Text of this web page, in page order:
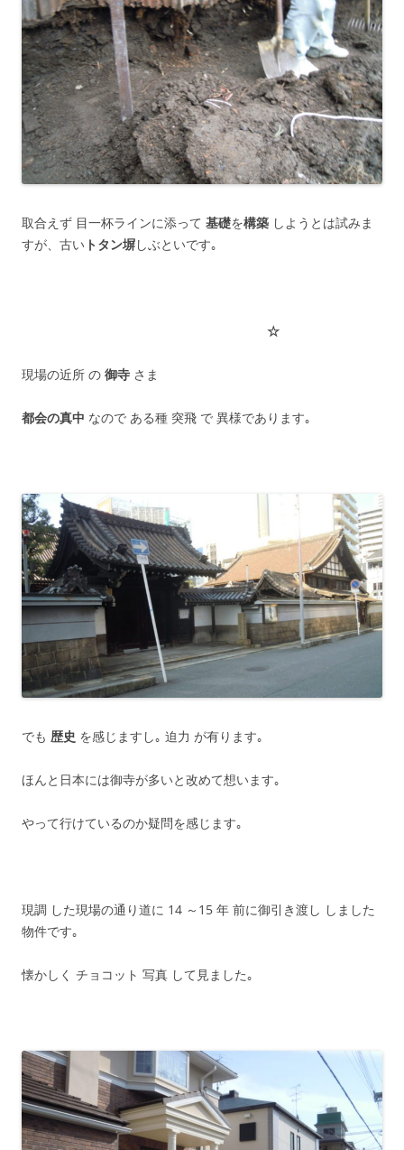
取合えず 目一杯ラインに添って 基礎を構築 しようとは試みま
すが、古い トタン塀しぶといです｡
☆
現場の近所 の 御寺 さま
都会の真中 なので ある種 突飛 で 異様であります｡
でも 歴史 を感じますし｡ 迫力 が有ります｡
ほんと日本には御寺が多いと改めて想います｡
やって行けているのか疑問を感じます｡
現調 した現場の通り道に 14 ～15 年 前に御引き渡し しました
物件です｡
懐かしく チョコット 写真 して見ました｡